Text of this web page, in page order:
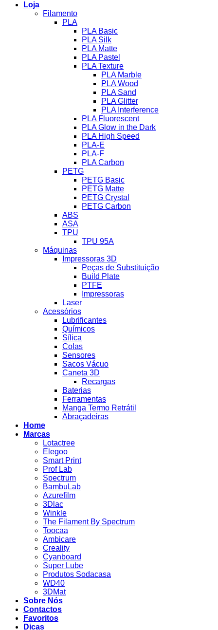
Loja
Filamento
PLA
PLA Basic
PLA Silk
PLA Matte
PLA Pastel
PLA Texture
PLA Marble
PLA Wood
PLA Sand
PLA Glitter
PLA Interference
PLA Fluorescent
PLA Glow in the Dark
PLA High Speed
PLA-E
PLA-F
PLA Carbon
PETG
PETG Basic
PETG Matte
PETG Crystal
PETG Carbon
ABS
ASA
TPU
TPU 95A
Máquinas
Impressoras 3D
Peças de Substituição
Build Plate
PTFE
Impressoras
Laser
Acessórios
Lubrificantes
Químicos
Sílica
Colas
Sensores
Sacos Vácuo
Caneta 3D
Recargas
Baterias
Ferramentas
Manga Termo Retrátil
Abraçadeiras
Home
Marcas
Lotactree
Elegoo
Smart Print
Prof Lab
Spectrum
BambuLab
Azurefilm
3Dlac
Winkle
The Filament By Spectrum
Toocaa
Ambicare
Creality
Cyanboard
Super Lube
Produtos Sodacasa
WD40
3DMat
Sobre Nós
Contactos
Favoritos
Dicas